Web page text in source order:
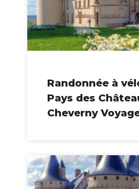
Randonnée à
Pays des
Cheverny